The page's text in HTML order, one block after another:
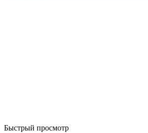
Быстрый просмотр